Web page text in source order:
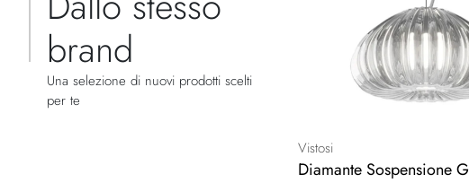
brand
Una selezione di nuovi prodotti scelti
per te
Vistosi
Diamante Sospensione G